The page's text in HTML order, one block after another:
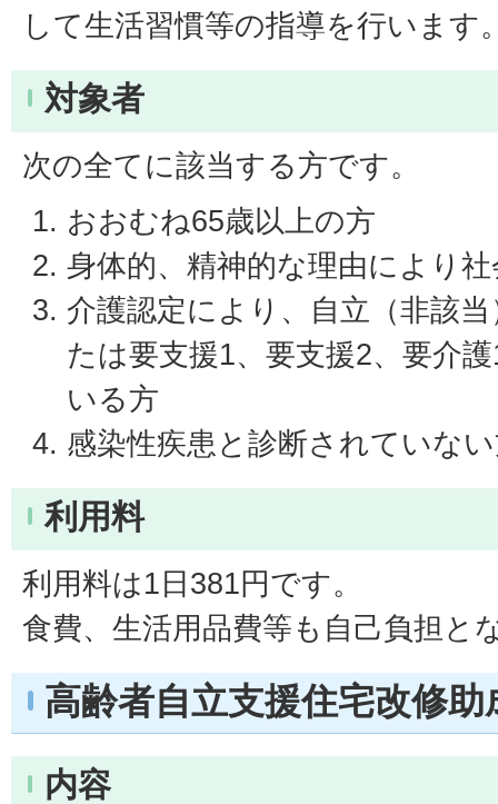
して生活習慣等の指導を行います
対象者
次の全てに該当する方です。
おおむね65歳以上の方
身体的、精神的な理由により
介護認定により、自立（非該
たは要支援1、要支援2、要介
いる方
感染性疾患と診断されていな
利用料
利用料は1日381円です。
食費、生活用品費等も自己負担と
高齢者自立支援住宅改修助
内容